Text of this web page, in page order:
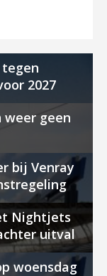
tegen
2027
weer geen
bij Venray
Nightjets
uitval
woensdag